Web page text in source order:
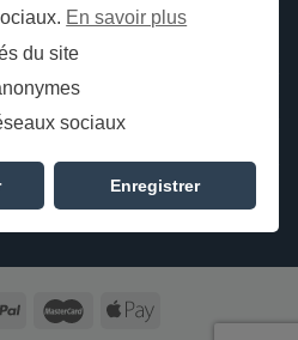
En savoir plus
site
du site
sociauxsociaux
Enregistrer
de confidentialité